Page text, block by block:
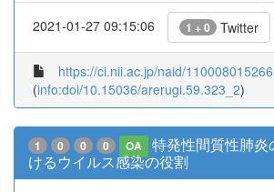
2021-01-27 09:15:06 1 + 0 Twitter
https://ci.nii.ac.jp/naid/110008015266
(info:doi/10.15036/arerugi.59.323_2)
1 0 0 0 OA
特発性間質性肺
けるウイルス感染の役割